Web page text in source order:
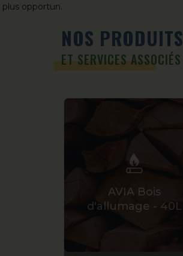
plus opportun.
NOS PRODUITS
ET SERVICES ASSOCIÉS
AVIA Bois
d'allumage - 40L